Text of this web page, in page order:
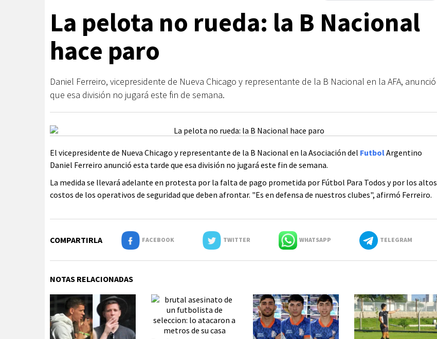
La pelota no rueda: la B Nacional
hace paro
Daniel Ferreiro, vicepresidente de Nueva Chicago y representante de la B Nacional en la AFA, anunció
que esa división no jugará este fin de semana.
El vicepresidente de Nueva Chicago y representante de la B Nacional en la Asociación del FutbolArgentino
Daniel Ferreiro anunció esta tarde que esa división no jugará este fin de semana.
La medida se llevará adelante en protesta por la falta de pago prometida por Fútbol Para Todos y por los altos
costos de los operativos de seguridad que deben afrontar. "Es en defensa de nuestros clubes", afirmó Ferreiro.
COMPARTIRLA FACEBOOK TWITTER WHATSAPP TELEGRAM
NOTAS RELACIONADAS